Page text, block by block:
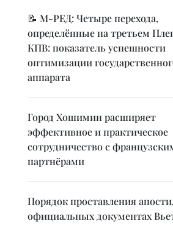
📝 М-РЕД: Четыре перехода,
определённые на третьем
КПВ: показатель успешности
оптимизации
аппарата
Город Хошимин расширяет
эффективное и практическое
сотрудничество с
партнёрами
Порядок проставления
официальных документах